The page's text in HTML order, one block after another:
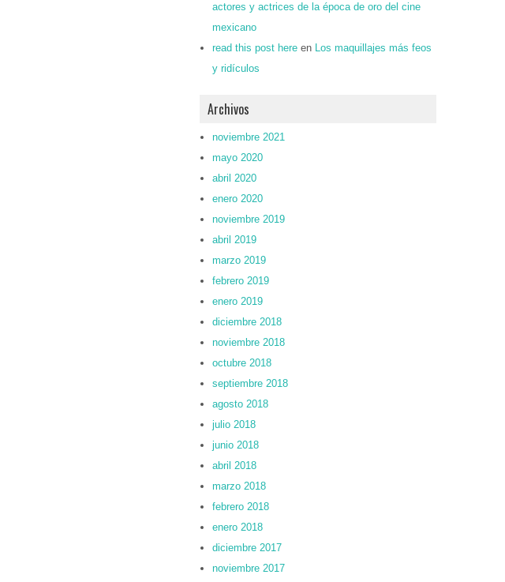
actores y actrices de la época de oro del cine
mexicano
read this post here en Los maquillajes más feos
y ridículos
Archivos
noviembre 2021
mayo 2020
abril 2020
enero 2020
noviembre 2019
abril 2019
marzo 2019
febrero 2019
enero 2019
diciembre 2018
noviembre 2018
octubre 2018
septiembre 2018
agosto 2018
julio 2018
junio 2018
abril 2018
marzo 2018
febrero 2018
enero 2018
diciembre 2017
noviembre 2017